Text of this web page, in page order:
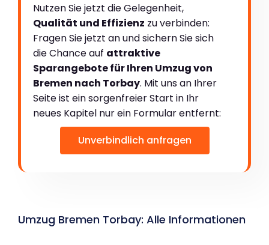
Nutzen Sie jetzt die Gelegenheit,
Qualität und Effizienz zu verbinden:
Fragen Sie jetzt an und sichern Sie sich
die Chance auf attraktive
Sparangebote für Ihren Umzug von
Bremen nach Torbay. Mit uns an Ihrer
Seite ist ein sorgenfreier Start in Ihr
neues Kapitel nur ein Formular entfernt:
Unverbindlich anfragen
Umzug Bremen Torbay: Alle Informationen